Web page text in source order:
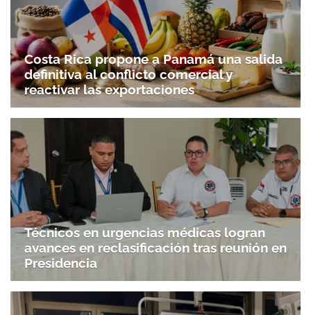
Costa Rica propone a Panamá una salida
definitiva al conflicto comercial y
reactivar las exportaciones
Técnicos en urgencias médicas logran
avances en reclasificación tras reunión en
Presidencia